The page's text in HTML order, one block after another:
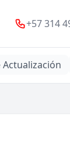
+57 314
Actualización